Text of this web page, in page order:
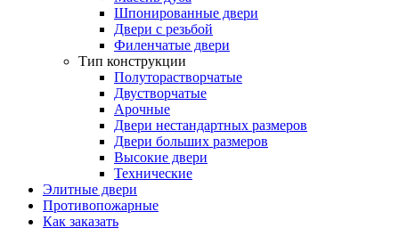
Шпонированные двери
Двери с резьбой
Филенчатые двери
Тип конструкции
Полуторастворчатые
Двустворчатые
Арочные
Двери нестандартных размеров
Двери больших размеров
Высокие двери
Технические
Элитные двери
Противопожарные
Как заказать